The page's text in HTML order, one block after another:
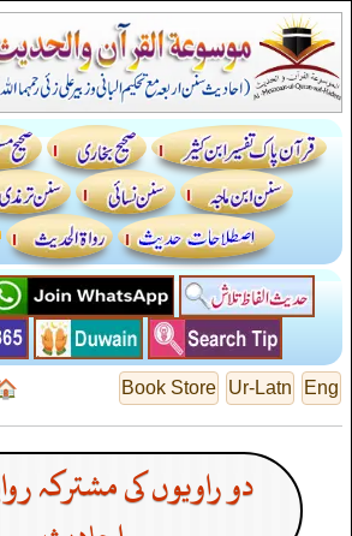
Eng
Ur-Latn
Book Store
دو راویوں کی مشترکہ